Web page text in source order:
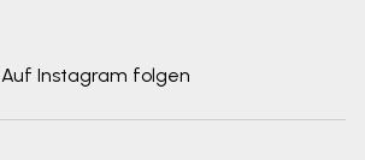
Auf Instagram folgen